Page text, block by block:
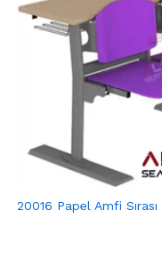
20016 Papel Amfi Sırası